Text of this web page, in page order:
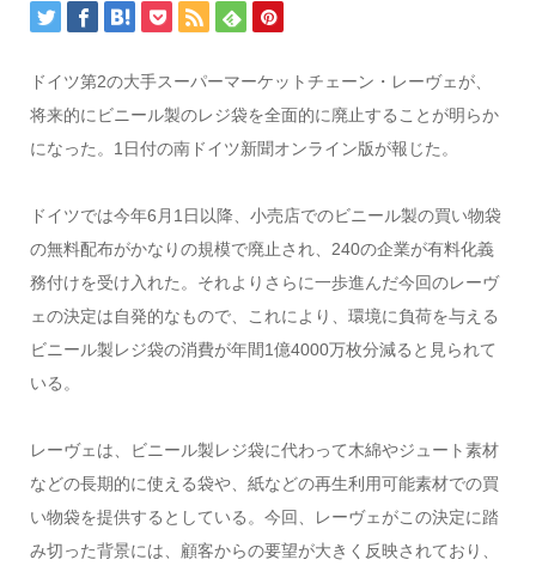
ドイツ第2の大手スーパーマーケットチェーン・レーヴェが、
将来的にビニール製のレジ袋を全面的に廃止することが明らか
になった。1日付の南ドイツ新聞オンライン版が報じた。
ドイツでは今年6月1日以降、小売店でのビニール製の買い物袋
の無料配布がかなりの規模で廃止され、240の企業が有料化義
務付けを受け入れた。それよりさらに一歩進んだ今回のレーヴ
ェの決定は自発的なもので、これにより、環境に負荷を与える
ビニール製レジ袋の消費が年間1億4000万枚分減ると見られて
いる。
レーヴェは、ビニール製レジ袋に代わって木綿やジュート素材
などの長期的に使える袋や、紙などの再生利用可能素材での買
い物袋を提供するとしている。今回、レーヴェがこの決定に踏
み切った背景には、顧客からの要望が大きく反映されており、